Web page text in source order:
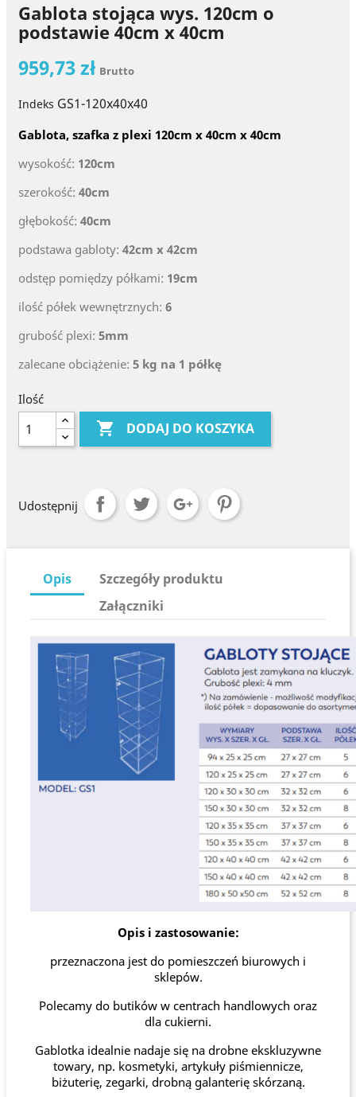
Gablota stojąca wys. 120cm o
podstawie 40cm x 40cm
959,73 zł Brutto
Indeks GS1-120x40x40
Gablota, szafka z plexi 120cm x 40cm x 40cm
wysokość: 120cm
szerokość: 40cm
głębokość: 40cm
podstawa gabloty: 42cm x 42cm
odstęp pomiędzy półkami: 19cm
ilość półek wewnętrznych: 6
grubość plexi: 5mm
zalecane obciążenie: 5 kg na 1 półkę
Ilość
 DODAJ DO KOSZYKA
Udostępnij
Opis
Szczegóły produktu
Załączniki
Opis i zastosowanie:
przeznaczona jest do pomieszczeń biurowych i
sklepów.
Polecamy do butików w centrach handlowych oraz
dla cukierni.
Gablotka idealnie nadaje się na drobne ekskluzywne
towary, np. kosmetyki, artykuły piśmiennicze,
biżuterię, zegarki, drobną galanterię skórzaną.